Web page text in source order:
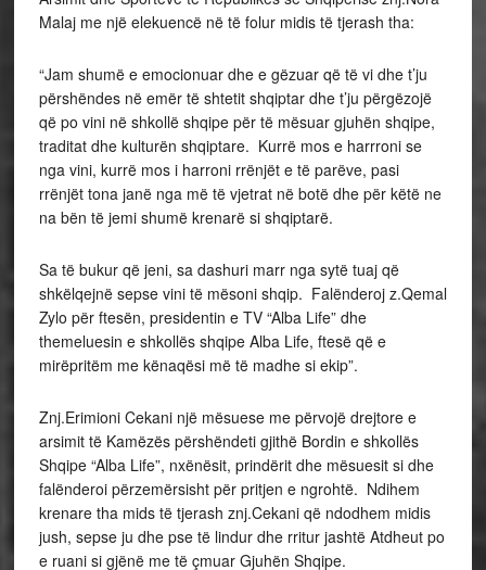
Malaj me një elekuencë në të folur midis të tjerash tha:
“Jam shumë e emocionuar dhe e gëzuar që të vi dhe t’ju
përshëndes në emër të shtetit shqiptar dhe t’ju përgëzojë
që po vini në shkollë shqipe për të mësuar gjuhën shqipe,
traditat dhe kulturën shqiptare. Kurrë mos e harrroni se
nga vini, kurrë mos i harroni rrënjët e të parëve, pasi
rrënjët tona janë nga më të vjetrat në botë dhe për këtë ne
na bën të jemi shumë krenarë si shqiptarë.
Sa të bukur që jeni, sa dashuri marr nga sytë tuaj që
shkëlqejnë sepse vini të mësoni shqip. Falënderoj z.Qemal
Zylo për ftesën, presidentin e TV “Alba Life” dhe
themeluesin e shkollës shqipe Alba Life, ftesë që e
mirëpritëm me kënaqësi më të madhe si ekip”.
Znj.Erimioni Cekani një mësuese me përvojë drejtore e
arsimit të Kamëzës përshëndeti gjithë Bordin e shkollës
Shqipe “Alba Life”, nxënësit, prindërit dhe mësuesit si dhe
falënderoi përzemërsisht për pritjen e ngrohtë. Ndihem
krenare tha mids të tjerash znj.Cekani që ndodhem midis
jush, sepse ju dhe pse të lindur dhe rritur jashtë Atdheut po
e ruani si gjënë me të çmuar Gjuhën Shqipe.